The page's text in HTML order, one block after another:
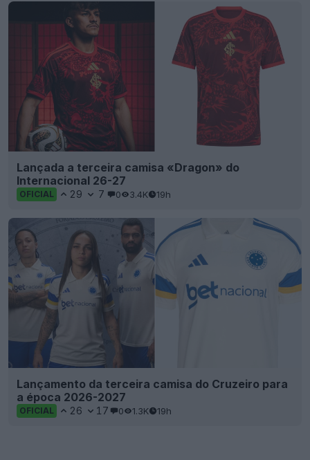
Lançada a terceira camisa «Dragon» do
Internacional 26-27
OFICIAL 29 7 0 3.4K 19h
Lançamento da terceira camisa do Cruzeiro para
a época 2026-2027
OFICIAL 26 17 0 1.3K 19h